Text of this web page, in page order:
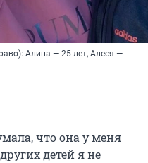
Алина — 25 лет, Алеся —
что она у меня
детей я не